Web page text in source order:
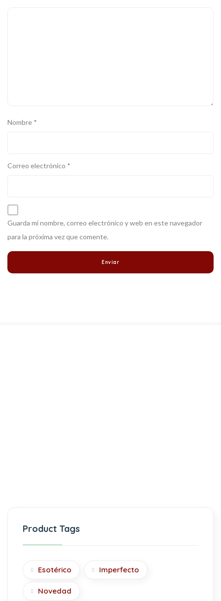
Nombre *
Correo electrónico *
Guarda mi nombre, correo electrónico y web en este navegador
para la próxima vez que comente.
Product Tags
Esotérico Imperfecto
Novedad